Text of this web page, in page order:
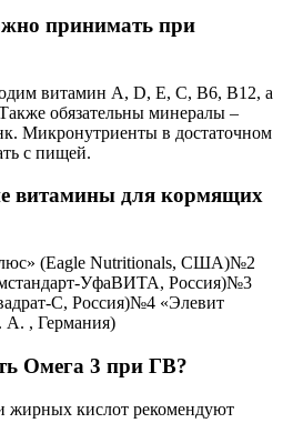
принимать при
витамин А, D, Е, С, В6, В12, а
обязательны минералы –
Микронутриенты в достаточном
с пищей.
витамины для кормящих
(Eagle Nutritionals, США)№2
УфаВИТА, Россия)№3
С, Россия)№4 «Элевит
А. , Германия)
Омега 3 при ГВ?
жирных кислот рекомендуют